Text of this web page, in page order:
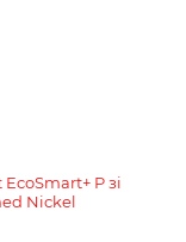
P зі
Nickel